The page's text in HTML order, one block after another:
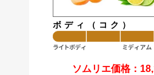
ボディ（コク）
ソムリエ価格：